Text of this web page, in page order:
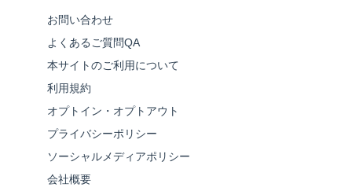
お問い合わせ
よくあるご質問QA
本サイトのご利用について
利用規約
オプトイン・オプトアウト
プライバシーポリシー
ソーシャルメディアポリシー
会社概要